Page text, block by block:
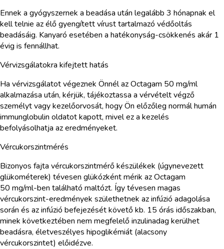
Ennek a gyógyszernek a beadása után legalább 3 hónapnak el
kell telnie az élő gyengített vírust tartalmazó védőoltás
beadásáig. Kanyaró esetében a hatékonyság-csökkenés akár 1
évig is fennállhat.
Vérvizsgálatokra kifejtett hatás
Ha vérvizsgálatot végeznek Önnél az Octagam 50 mg/ml
alkalmazása után, kérjük, tájékoztassa a vérvételt végző
személyt vagy kezelőorvosát, hogy Ön előzőleg normál humán
immunglobulin oldatot kapott, mivel ez a kezelés
befolyásolhatja az eredményeket.
Vércukorszintmérés
Bizonyos fajta vércukorszintmérő készülékek (úgynevezett
glükométerek) tévesen glükózként mérik az Octagam
50 mg/ml-ben található maltózt. Így tévesen magas
vércukorszint-eredmények születhetnek az infúzió adagolása
során és az infúzió befejezését követő kb. 15 órás időszakban,
minek következtében nem megfelelő inzulinadag kerülhet
beadásra, életveszélyes hipoglikémiát (alacsony
vércukorszintet) előidézve.